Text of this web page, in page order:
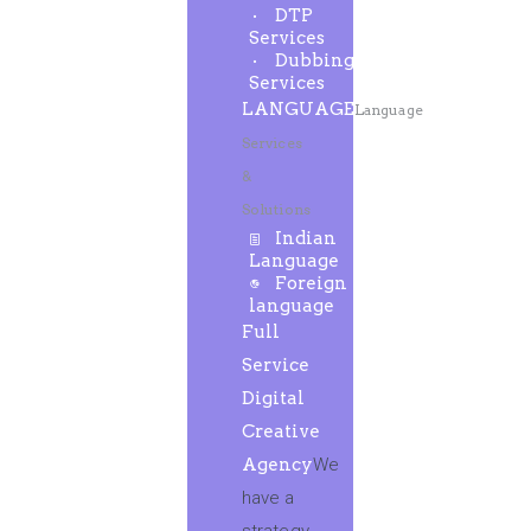
DTP
Services
Dubbing
Services
LANGUAGELanguage
Services
&
Solutions
Indian
Language
Foreign
language
Full
Service
Digital
Creative
AgencyWe
have a